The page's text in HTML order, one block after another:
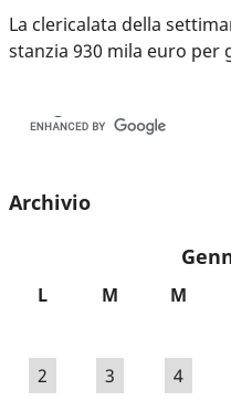
La clericalata della
stanzia 930 mila euro per
Archivio
L M M
2
3 4